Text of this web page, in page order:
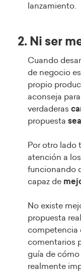
lanzamiento.
2. Ni ser
Cuando
de negocio
propio
aconseja
verdaderas
propuesta
Por otro lado
atención a
funcionando
capaz de
No existe
propuesta
competencia
comentarios
guía de
realmente